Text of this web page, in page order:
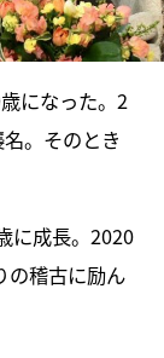
になった。2
。そのとき
に成長。2020
の稽古に励ん